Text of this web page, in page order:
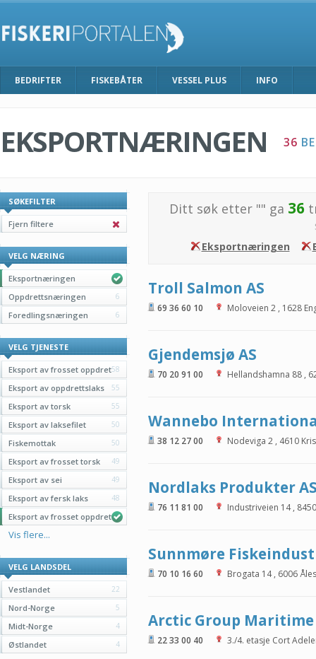
BEDRIFTER FISKEBÅTER VESSEL PLUS INFO
EKSPORTNÆRINGEN 36
SØKEFILTER
Fjern filtere
VELG NÆRING
Eksportnæringen
Oppdrettsnæringen
6
Foredlingsnæringen 6
VELG TJENESTE
Eksport av frosset oppdret58
Eksport av oppdrettslaks 55
Eksport av torsk 55
Eksport av laksefilet 50
Fiskemottak 50
Eksport av frosset torsk 49
Eksport av sei 49
Eksport av fersk laks 48
Eksport av frosset oppdret
Vis flere...
VELG LANDSDEL
Vestlandet 22
Nord-Norge 5
Midt-Norge 4
Østlandet 4
Ditt søk etter "" ga 36
Eksportnæringen
Troll Salmon AS
69 36 60 10 Moloveien 2 , 1628
Gjendemsjø AS
70 20 91 00 Hellandshamna 88 ,
Wannebo
38 12 27 00 Nodeviga 2 , 4610
Nordlaks Produkter
76 11 81 00 Industriveien 14, 8450
Sunnmøre
70 10 16 60 Brogata 14, 6006
Arctic Group Maritime
22 33 00 40 3./4. etasje Cort